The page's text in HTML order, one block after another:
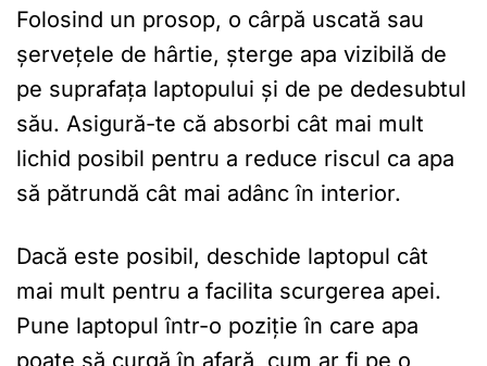
Folosind un prosop, o cârpă uscată sau
șervețele de hârtie, șterge apa vizibilă de
pe suprafața laptopului și de pe dedesubtul
său. Asigură-te că absorbi cât mai mult
lichid posibil pentru a reduce riscul ca apa
să pătrundă cât mai adânc în interior.
Dacă este posibil, deschide laptopul cât
mai mult pentru a facilita scurgerea apei.
Pune laptopul într-o poziție în care apa
poate să curgă în afară, cum ar fi pe o